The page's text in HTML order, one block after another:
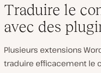
Traduire le
avec des
Plusieurs extensions
traduire efficacement le